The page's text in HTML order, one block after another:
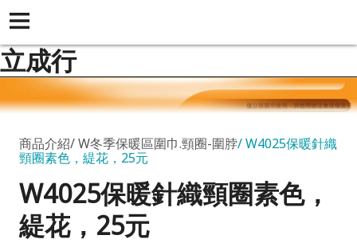
立成行
商品介紹 W冬季保暖區圍巾.頸圈-圍脖 W4025保暖針織
頸圈素色，緹花，25元
W4025保暖針織頸圈素色，
緹花，25元